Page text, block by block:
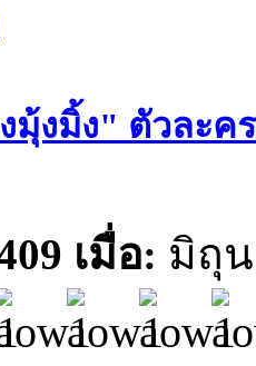
งมิ้ง" ตัวละค
เมื่อ: มิถุน